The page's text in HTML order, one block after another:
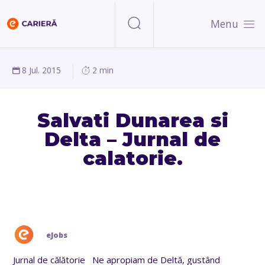
Menu
8 Jul. 2015 2 min
Salvati Dunarea si
Delta – Jurnal de
calatorie.
eJobs
Jurnal de călătorie Ne apropiam de Deltă, gustând